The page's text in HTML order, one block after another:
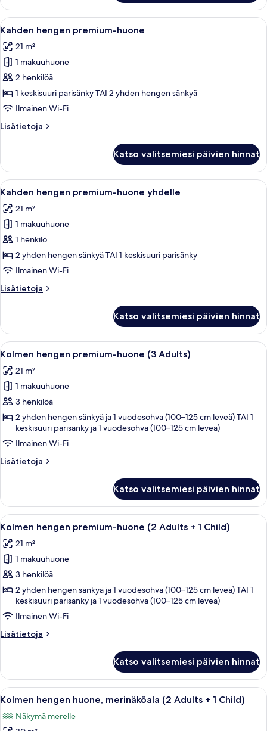
premium-
huone
yhdelle,
Avaa
kaikki
huonetyypin
Kahden
hengen
premium-
huone
Moderni hotellihuone, jossa on
4
Kahden hengen premium-huone
21 m²
1 makuuhuone
2 henkilöä
1 keskisuuri parisänky TAI 2 yhden hengen sänkyä
Ilmainen Wi-Fi
Lisätietoja
Lisätietoja
premium-
huone
Katso valitsemiesi päivien hinnat
Avaa
kaikki
huonetyypin
Kahden
hengen
premium-
huone
kuvat
Moderni hotellihuone, jossa on
4
Kahden hengen premium-huone yhdelle
21 m²
1 makuuhuone
1 henkilö
2 yhden hengen sänkyä TAI 1 keskisuuri parisänky
Ilmainen Wi-Fi
Lisätietoja
Lisätietoja
premium-
huone
yhdelle
Katso valitsemiesi päivien hinnat
Avaa
kaikki
huonetyypin
Kolmen
hengen
premium-
huone
(3
Adults)
Moderni hotellihuone, jossa on
4
Kolmen hengen premium-huone (3 Adults)
21 m²
1 makuuhuone
3 henkilöä
2 yhden hengen sänkyä ja 1 vuodesohva (100–125 cm leveä) TAI 1
keskisuuri parisänky ja 1 vuodesohva (100–125 cm leveä)
Ilmainen Wi-Fi
Lisätietoja
Lisätietoja
premium-
huone
(3
Katso valitsemiesi päivien hinnat
Avaa
kaikki
huonetyypin
Kolmen
hengen
premium-
huone
(2
Adults
Child)
kuvat
Moderni hotellihuone, jossa on
4
Kolmen hengen premium-huone (2 Adults + 1 Child)
21 m²
1 makuuhuone
3 henkilöä
2 yhden hengen sänkyä ja 1 vuodesohva (100–125 cm leveä) TAI 1
keskisuuri parisänky ja 1 vuodesohva (100–125 cm leveä)
Ilmainen Wi-Fi
Lisätietoja
Lisätietoja
premium-
huone
(2
+
Katso valitsemiesi päivien hinnat
Avaa
kaikki
huonetyypin
Hotellihuone, jossa on suuri sänky,
6
Kolmen hengen huone, merinäköala (2 Adults + 1 Child)
Näkymä merelle